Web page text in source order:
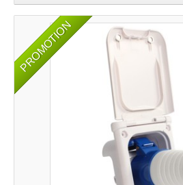
PROMOTION